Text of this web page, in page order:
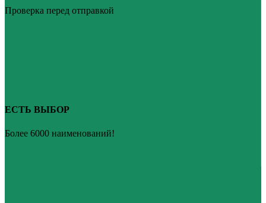
Проверка перед отправкой
ЕСТЬ ВЫБОР
Более 6000 наименований!